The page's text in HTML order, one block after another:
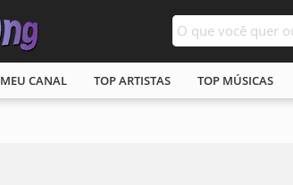
MEU CANAL TOP ARTISTAS TOP MÚSICAS